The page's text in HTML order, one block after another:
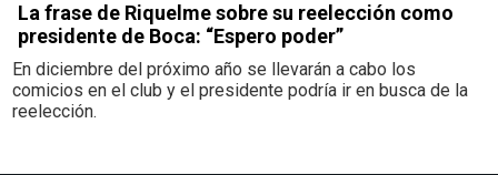
La frase de Riquelme sobre su reelección como
presidente de Boca: “Espero poder”
En diciembre del próximo año se llevarán a cabo los
comicios en el club y el presidente podría ir en busca de la
reelección.